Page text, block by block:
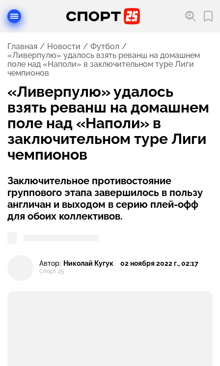
Главная Новости
Футбол
«Ливерпулю» удалось взять реванш на домашнем
поле над «Наполи» в заключительном туре Лиги
чемпионов
«Ливерпулю» удалось
взять реванш на домашнем
поле над «Наполи» в
заключительном туре Лиги
чемпионов
Заключительное противостояние
группового этапа завершилось в пользу
англичан и выходом в серию плей-офф
для обоих коллективов.
Автор: Николай Кугук
Спорт 25
02 ноября 2022 г., 02:17